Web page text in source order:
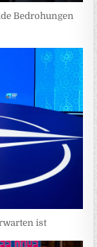
Bedrohungen
ist